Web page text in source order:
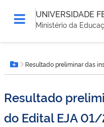
UNIVERSIDADE
Ministério da
está
aqui:Botão Menu
Resultado preliminar das
Resultado
do Edital EJA